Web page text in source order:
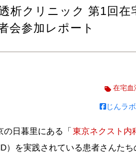
析クリニック 第1回在
会参加レポート
在宅血
じんラ
日暮里にある「 東京ネクスト内
）を実践されている患者さんたち